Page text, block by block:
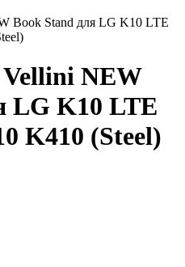
Book Stand для LG K10 LTE
NEW
LG K10 LTE
K410 (Steel)